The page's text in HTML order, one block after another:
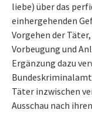
liebe) über das
einhergehenden
Vorgehen der
Vorbeugung und
Ergänzung dazu
Täter inzwischen
Ausschau nach